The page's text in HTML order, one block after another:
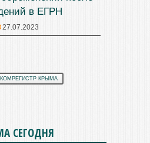
в ЕГРН
27.07.2023
КРЫМА
СЕГОДНЯ